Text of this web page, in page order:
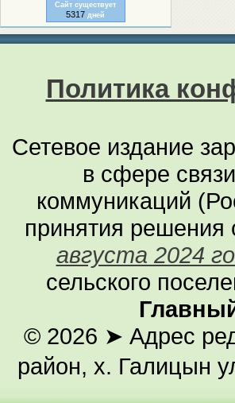
Сайт существует
5317 дней
Политика
Сетевое издание
в сфере
коммуникаций
принятия решения
августа 2024
сельского
© 2026 ➤ Адрес
район, х. Галицын